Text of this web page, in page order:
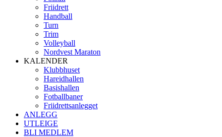
Friidrett
Handball
Turn
Trim
Volleyball
Nordvest Maraton
KALENDER
Klubbhuset
Hareidhallen
Basishallen
Fotballbaner
Friidrettsanlegget
ANLEGG
UTLEIGE
BLI MEDLEM